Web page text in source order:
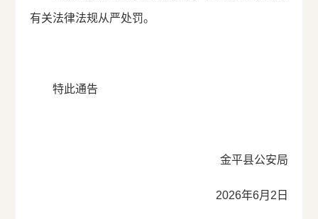
有关法律法规从严处罚。
特此通告
金平县公安局
2026年6月2日